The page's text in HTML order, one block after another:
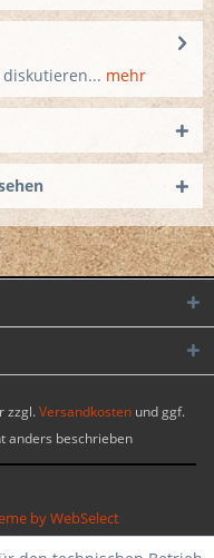
mehr
zzgl.Versandkosten und ggf.
anders beschrieben
by WebSelect